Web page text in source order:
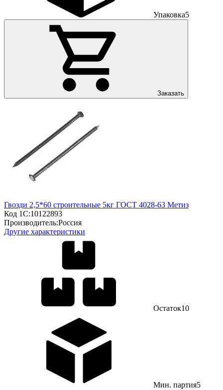
Упаковка5
Заказать
Гвозди 2,5*60 строительные 5кг ГОСТ 4028-63 Метиз
Код 1С:10122893
Производитель:Россия
Другие характеристики
Остаток10
Мин. партия5